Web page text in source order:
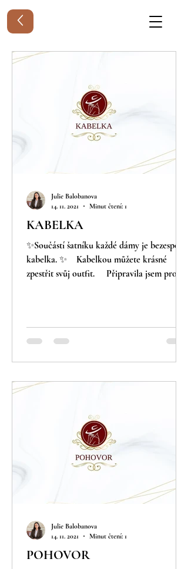
KABELKA
✨Součástí šatníku každé dámy je bezesporu
kabelka. ✨⠀ Kabelkou můžete krásné
zpestřit svůj outfit. ⠀ Připravila jsem pro
Julie Balobanova
14. 11. 2021
Minut čtení: 1
POHOVOR
Julie Balobanova
14. 11. 2021
Minut čtení: 1